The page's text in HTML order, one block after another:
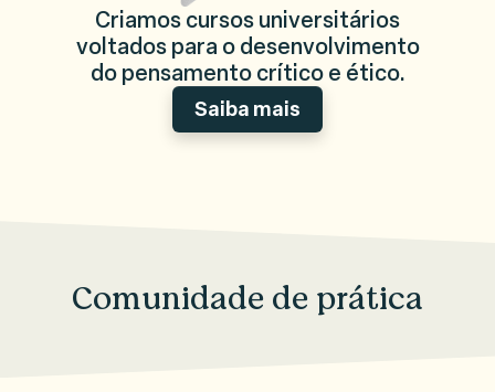
Criamos cursos universitários
voltados para o desenvolvimento
do pensamento crítico e ético.
Saiba mais
Comunidade de prática